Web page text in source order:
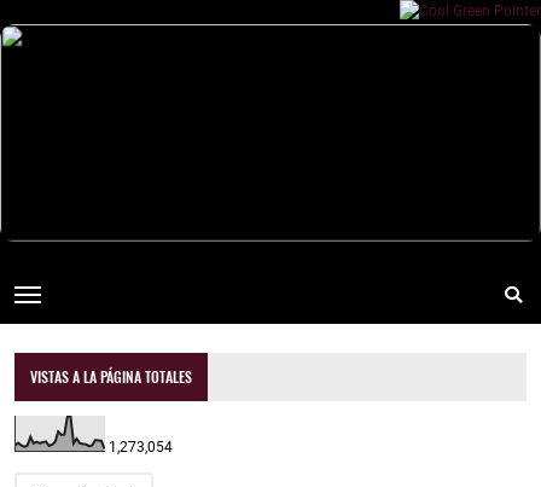
VISTAS A LA PÁGINA TOTALES
1,273,054